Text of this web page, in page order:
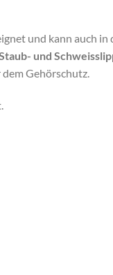
und kann auch
und
Gehörschutz.